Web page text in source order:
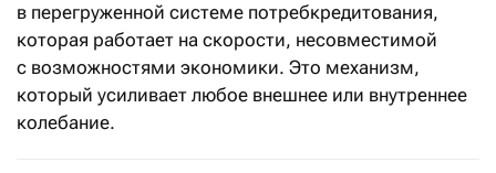
в перегруженной системе потребкредитования,
которая работает на скорости, несовместимой
с возможностями экономики. Это механизм,
который усиливает любое внешнее или внутреннее
колебание.